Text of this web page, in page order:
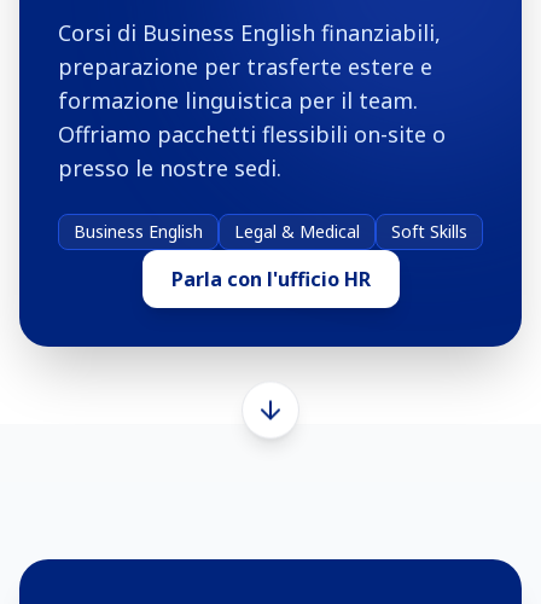
Corsi di Business English finanziabili,
preparazione per trasferte estere e
formazione linguistica per il team.
Offriamo pacchetti flessibili on-site o
presso le nostre sedi.
Business English Legal & Medical Soft Skills
Parla con l'ufficio HR